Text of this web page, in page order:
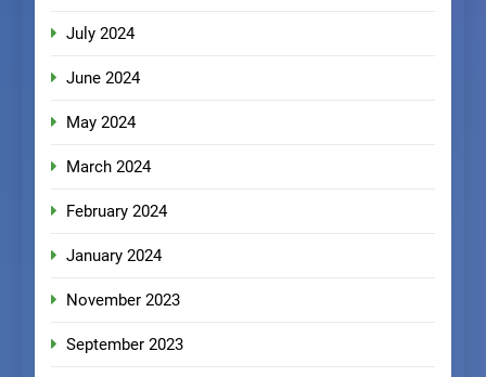
July 2024
June 2024
May 2024
March 2024
February 2024
January 2024
November 2023
September 2023